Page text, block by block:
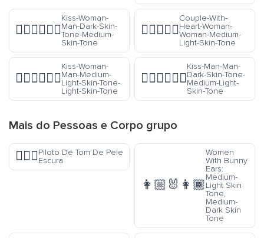
👩🏿‍❤️‍💋‍👨🏽
Kiss-Woman-
Man-Dark-Skin-
Tone-Medium-
Skin-Tone
👩🏼‍❤️‍👩🏼
Couple-With-
Heart-Woman-
Woman-Medium-
Light-Skin-Tone
👩🏼‍❤️‍💋‍👨🏻
Kiss-Woman-
Man-Medium-
Light-Skin-Tone-
Light-Skin-Tone
👨🏿‍❤️‍💋‍👨🏼
Kiss-Man-Man-
Dark-Skin-Tone-
Medium-Light-
Skin-Tone
Mais do Pessoas e Corpo grupo
👨🏿‍✈️Piloto De Tom De Pele
Escura
👩🏼‍🐰‍👩🏾
Women
With Bunny
Ears:
Medium-
Light Skin
Tone,
Medium-
Dark Skin
Tone